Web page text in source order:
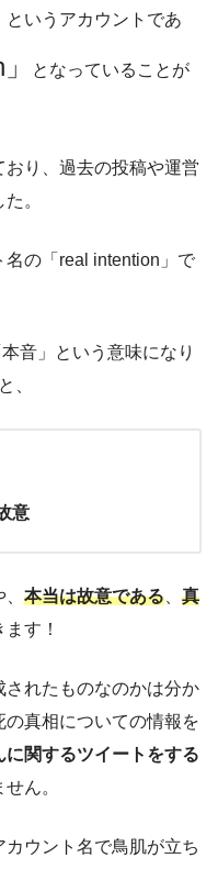
というアカウントであ
となっていることが
おり、過去の投稿や運営
。
の「 real intention」で
音」という意味になり
、
意
本当は故意である、 真
す！
されたものなのかは分か
真相についての情報を
に関するツイートをする
ん。
ウント名で鳥肌が立ち